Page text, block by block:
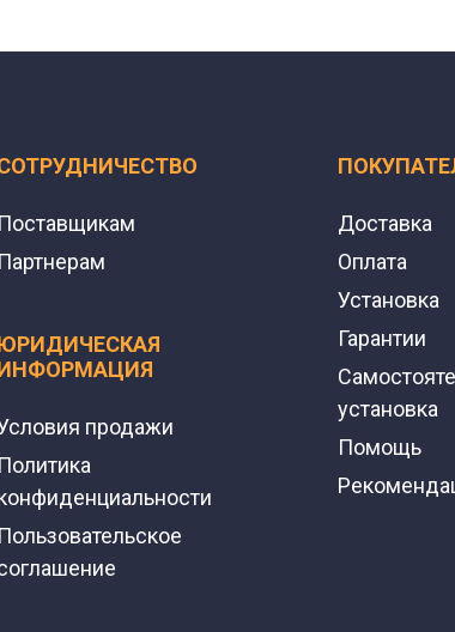
Поставщикам
Партнерам
продажи
Политика
Пользовательское
Доставка
Оплата
Установка
Гарантии
установка
Помощь